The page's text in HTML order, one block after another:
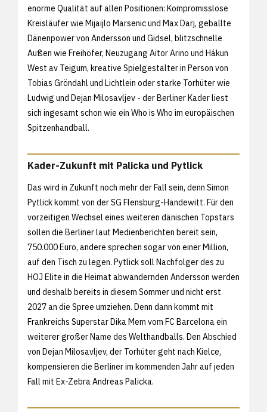
enorme Qualität auf allen Positionen: Kompromisslose
Kreisläufer wie Mijaijlo Marsenic und Max Darj, geballte
Dänenpower von Andersson und Gidsel, blitzschnelle
Außen wie Freihöfer, Neuzugang Aitor Arino und Hákun
West av Teigum, kreative Spielgestalter in Person von
Tobias Gröndahl und Lichtlein oder starke Torhüter wie
Ludwig und Dejan Milosavljev - der Berliner Kader liest
sich ingesamt schon wie ein Who is Who im europäischen
Spitzenhandball.
Kader-Zukunft mit Palicka und Pytlick
Das wird in Zukunft noch mehr der Fall sein, denn Simon
Pytlick kommt von der SG Flensburg-Handewitt. Für den
vorzeitigen Wechsel eines weiteren dänischen Topstars
sollen die Berliner laut Medienberichten bereit sein,
750.000 Euro, andere sprechen sogar von einer Million,
auf den Tisch zu legen. Pytlick soll Nachfolger des zu
HOJ Elite in die Heimat abwandernden Andersson werden
und deshalb bereits in diesem Sommer und nicht erst
2027 an die Spree umziehen. Denn dann kommt mit
Frankreichs Superstar Dika Mem vom FC Barcelona ein
weiterer großer Name des Welthandballs. Den Abschied
von Dejan Milosavljev, der Torhüter geht nach Kielce,
kompensieren die Berliner im kommenden Jahr auf jeden
Fall mit Ex-Zebra Andreas Palicka.